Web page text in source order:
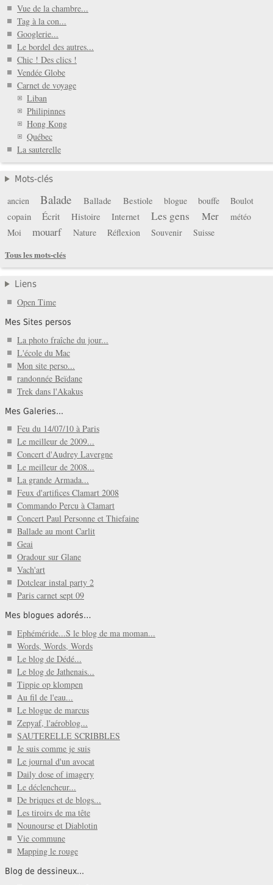
Vue de la chambre...
Tag à la con...
Googlerie...
Le bordel des autres...
Chic ! Des clics !
Vendée Globe
Carnet de voyage
Liban
Philipinnes
Hong Kong
Québec
La sauterelle
Mots-clés
ancien Balade Ballade Bestiole blogue bouffe Boulot
copain Écrit Histoire Internet Les gens Mer
météo
Moi
mouarf Nature Réflexion Souvenir
Suisse
Tous les mots-clés
Liens
Open Time
Mes Sites persos
La photo fraîche du jour...
L'école du Mac
Mon site perso...
randonnée Beïdane
Trek dans l'Akakus
Mes Galeries...
Feu du 14/07/10 à Paris
Le meilleur de 2009...
Concert d'Audrey Lavergne
Le meilleur de 2008...
La grande Armada...
Feux d'artifices Clamart 2008
Commando Percu à Clamart
Concert Paul Personne et Thiefaine
Ballade au mont Carlit
Geai
Oradour sur Glane
Vach'art
Dotclear instal party 2
Paris carnet sept 09
Mes blogues adorés…
Ephéméride...S le blog de ma moman...
Words, Words, Words
Le blog de Dédé...
Le blog de Jathenais...
Tippie op klompen
Au fil de l'eau...
Le blogue de marcus
Zepyaf, l'aéroblog...
SAUTERELLE SCRIBBLES
Je suis comme je suis
Le journal d'un avocat
Daily dose of imagery
Le déclencheur...
De briques et de blogs...
Les tiroirs de ma tête
Nounourse et Diablotin
Vie commune
Mapping le rouge
Blog de dessineux...